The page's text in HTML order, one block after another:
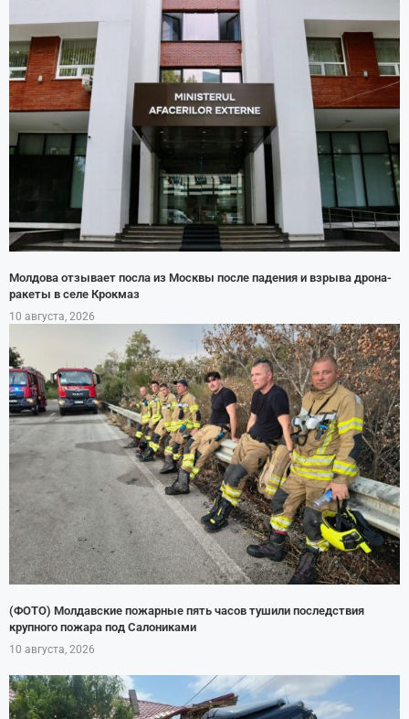
Молдова отзывает посла из Москвы после падения и взрыва дрона-
ракеты в селе Крокмаз
10 августа, 2026
(ФОТО) Молдавские пожарные пять часов тушили последствия
крупного пожара под Салониками
10 августа, 2026